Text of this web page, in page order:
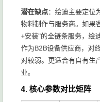
潜在缺点：绘迪主要定位
物料制作与服务商。如果
+安装"的全链条服务，绘
作为B2B设备供应商，对
对较弱。更适合有自有生
业。
4. 核心参数对比矩阵